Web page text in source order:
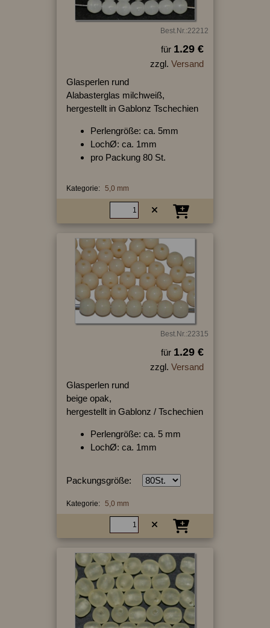
Best.Nr.:22212
für 1.29 €
zzgl. Versand
Glasperlen rund
Alabasterglas milchweiß,
hergestellt in Gablonz Tschechien
Perlengröße: ca. 5mm
LochØ: ca. 1mm
pro Packung 80 St.
Kategorie: 5,0 mm
Best.Nr.:22315
für 1.29 €
zzgl. Versand
Glasperlen rund
beige opak,
hergestellt in Gablonz / Tschechien
Perlengröße: ca. 5 mm
LochØ: ca. 1mm
Packungsgröße:
Kategorie: 5,0 mm